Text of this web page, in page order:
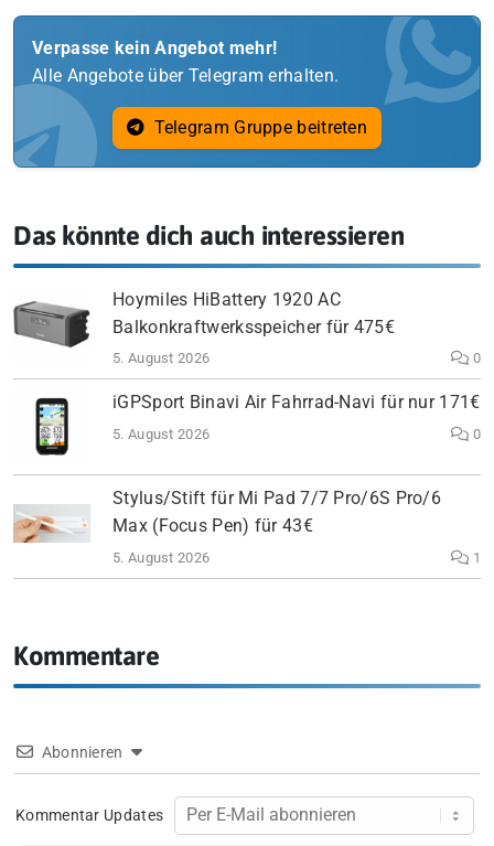
Verpasse kein Angebot mehr!
Alle Angebote über Telegram erhalten.
Telegram Gruppe beitreten
Das könnte dich auch interessieren
Hoymiles HiBattery 1920 AC
Balkonkraftwerksspeicher für 475€
5. August 2026 0
iGPSport Binavi Air Fahrrad-Navi für nur 171€
5. August 2026 0
Stylus/Stift für Mi Pad 7/7 Pro/6S Pro/6
Max (Focus Pen) für 43€
5. August 2026 1
Kommentare
Abonnieren
Kommentar Updates